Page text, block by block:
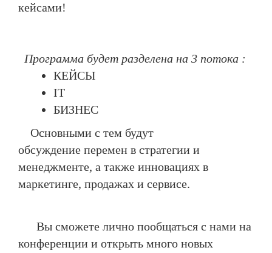
кейсами!
Программа будет разделена на 3 потока :
КЕЙСЫ
IT
БИЗНЕС
Основными с тем будут
обсуждение перемен в стратегии и
менеджменте, а также инновациях в
маркетинге, продажах и сервисе.
Вы сможете лично пообщаться с нами на
конференции и открыть много новых